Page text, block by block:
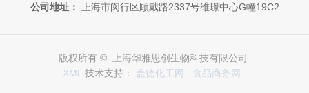
公司地址： 上海市闵行区顾戴路2337号维璟中心G幢19C2
版权所有 © 上海华雅思创生物科技有限公司
XML 技术支持： 盖德化工网 食品商务网